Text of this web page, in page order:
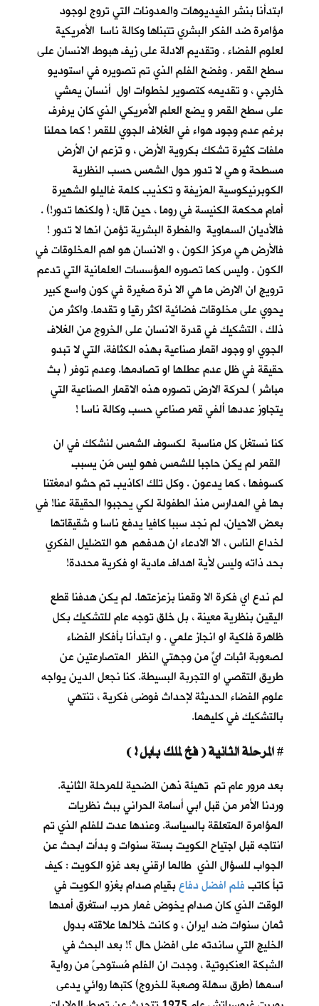
ابتدأنا بنشر الفيديوهات والمدونات التي تروج لوجود
مؤامرة ضد الفكر البشري تتبناها وكالة ناسا الأمريكية
لعلوم الفضاء . وتقديم الادلة على زيف هبوط الانسان على
سطح القمر . وفضح الفلم الذي تم تصويره في استوديو
خارجي ، و تقديمه كتصوير لخطوات اول أنسان يمشي
على سطح القمر و يضع العلم الأمريكي الذي كان يرفرف
برغم عدم وجود هواء في الغلاف الجوي للقمر ! كما حملنا
ملفات كثيرة تشكك بكروية الأرض ، و تزعم ان الأرض
مسطحة و هي لا تدور حول الشمس حسب النظرية
الكوبرنيكوسية المزيفة و تكذيب كلمة غاليلو الشهيرة
أمام محكمة الكنيسة في روما ، حين قال: ( ولكنها تدور!) .
فالأديان السماوية والفطرة البشرية تؤمن انها لا تدور !
فالأرض هي مركز الكون ، و الانسان هو اهم المخلوقات في
الكون . وليس كما تصوره المؤسسات العلمانية التي تدعم
ترويج ان الارض ما هي الا ذرة صغيرة في كون واسع كبير
يحوي على مخلوقات فضائية اكثر رقيا و تقدما. واكثر من
ذلك ، التشكيك في قدرة الانسان على الخروج من الغلاف
الجوي او وجود اقمار صناعية بهذه الكثافة، التي لا تبدو
حقيقة في ظل عدم عطلها او تصادمها. وعدم توفر ( بث
مباشر ) لحركة الارض تصوره هذه الاقمار الصناعية التي
يتجاوز عددها ألفي قمر صناعي حسب وكالة ناسا !
كنا نستغل كل مناسبة لكسوف الشمس لنشكك في ان
القمر لم يكن حاجبا للشمس فهو ليس مَن يسبب
كسوفها ، كما يدعون . وكل تلك اكاذيب تم حشو ادمغتنا
بها في المدارس منذ الطفولة لكي يحجبوا الحقيقة عنا! في
بعض الاحيان، لم نجد سببا كافيا يدفع ناسا و شقيقاتها
لخداع الناس ، الا الادعاء ان هدفهم هو التضليل الفكري
بحد ذاته وليس لأية اهداف مادية او فكرية محددة!
لم ندع اي فكرة الا وقمنا بزعزعتها. لم يكن هدفنا قطع
اليقين بنظرية معينة ، بل خلق توجه عام للتشكيك بكل
ظاهرة فلكية او انجاز علمي . و ابتدأنا بأفكار الفضاء
لصعوبة اثبات ايٍّ من وجهتي النظر المتصارعتين عن
طريق التقصي او التجربة البسيطة. كنا نجعل الدين يواجه
علوم الفضاء الحديثة لإحداث فوضى فكرية ، تنتهي
بالتشكيك في كليهما.
#
بعد مرور عام تم تهيئة ذهن الضحية للمرحلة الثانية.
وردنا الأمر من قبل ابي أسامة الحراني ببث نظريات
المؤامرة المتعلقة بالسياسة. وعندها عدت للفلم الذي تم
انتاجه قبل اجتياح الكويت بستة سنوات و بدأت ابحث عن
الجواب للسؤال الذي طالما ارقني بعد غزو الكويت : كيف
تبأ كاتبفلم افضل دفاعبقيام صدام بغزو الكويت في
الوقت الذي كان صدام يخوض غمار حرب استغرق أمدها
ثمان سنوات ضد ايران ، و كانت خلالها علاقته بدول
الخليج التي ساندته على افضل حال ؟! بعد البحث في
الشبكة العنكبوتية ، وجدت ان الفلم مُستوحىً من رواية
اسمها (طرق سهلة وصعبة للخروج) كتبها روائي يدعى